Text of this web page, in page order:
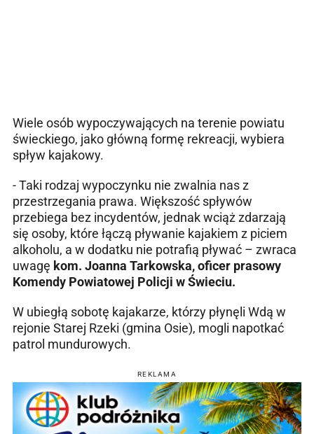
Wiele osób wypoczywających na terenie powiatu
świeckiego, jako główną formę rekreacji, wybiera
spływ kajakowy.
- Taki rodzaj wypoczynku nie zwalnia nas z
przestrzegania prawa. Większość spływów
przebiega bez incydentów, jednak wciąż zdarzają
się osoby, które łączą pływanie kajakiem z piciem
alkoholu, a w dodatku nie potrafią pływać – zwraca
uwagę kom. Joanna Tarkowska, oficer prasowy
Komendy Powiatowej Policji w Świeciu.
W ubiegłą sobotę kajakarze, którzy płynęli Wdą w
rejonie Starej Rzeki (gmina Osie), mogli napotkać
patrol mundurowych.
REKLAMA